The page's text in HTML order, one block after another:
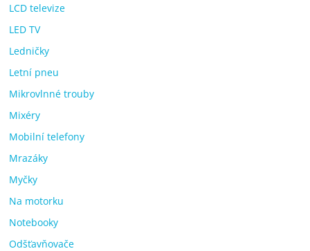
LCD televize
LED TV
Ledničky
Letní pneu
Mikrovlnné trouby
Mixéry
Mobilní telefony
Mrazáky
Myčky
Na motorku
Notebooky
Odšťavňovače